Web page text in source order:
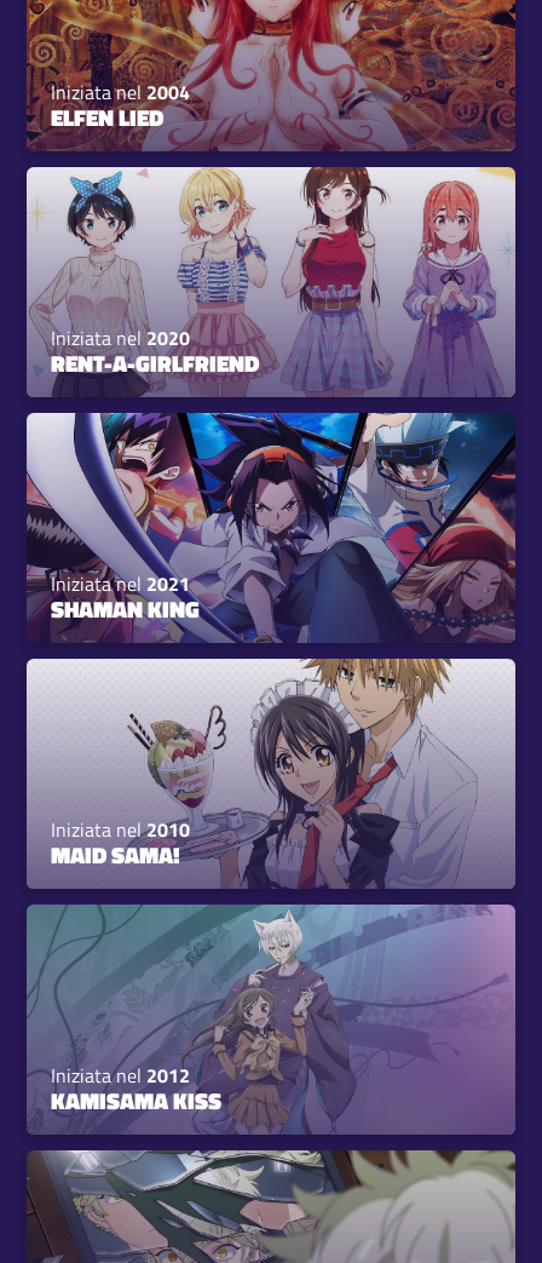
Iniziata nel2004
ELFEN LIED
Iniziata nel2020
RENT-A-GIRLFRIEND
Iniziata nel2021
SHAMAN KING
Iniziata nel2010
MAID SAMA!
Iniziata nel 2012
KAMISAMA KISS